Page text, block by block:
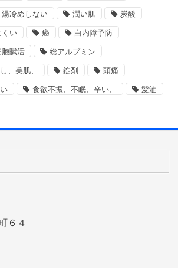
湯冷めしない 潤い肌 炭酸
くい 癌 白内障予防
胞賦活 総アルブミン
、美肌、 錠剤 頭痛
食欲不振、不眠、辛い、 髪油
６４